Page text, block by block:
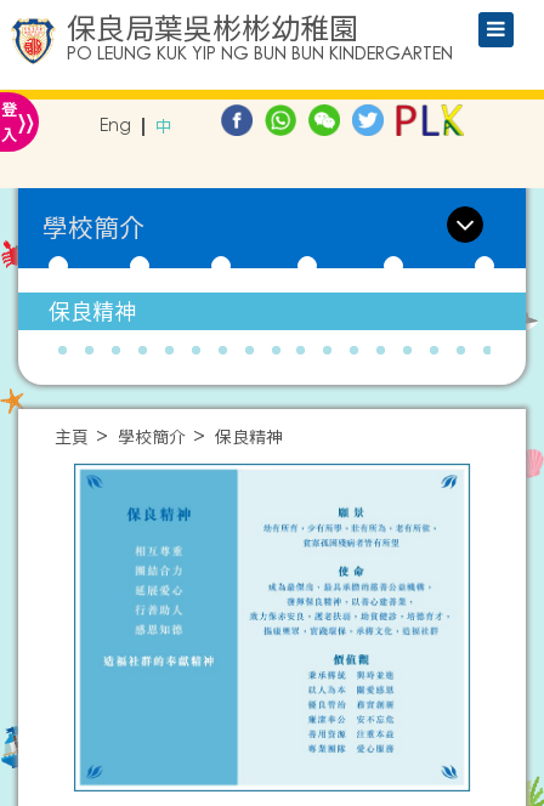
保良局葉吳彬彬幼稚園
PO LEUNG KUK YIP NG BUN BUN KINDERGARTEN
登
入» Eng 中
學校簡介
保良精神
主頁 學校簡介 保良精神